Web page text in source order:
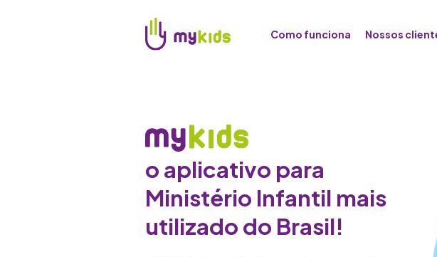
Como funciona Nossos
o aplicativo para
Ministério Infantil mais
utilizado do Brasil!